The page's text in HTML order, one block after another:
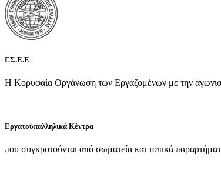
Γ.Σ.Ε.Ε
Η Κορυφαία Οργάνωση των Εργαζομένων με την
Εργατοϋπαλληλικά Κέντρα
που συγκροτούνται από σωματεία και τοπικά